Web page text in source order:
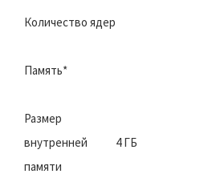
Количество ядер
Память*
Размер
внутренней
памяти
4 ГБ